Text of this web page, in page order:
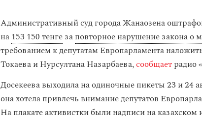
Административный суд города Жанаозена
на153 150 тенгезаповторное нарушение закона о
требованием к депутатам Европарламента
Токаева и Нурсултана Назарбаева,сообщаетрадио
Досекеева выходила на одиночные пикеты 23 и 24
она хотела привлечь внимание депутатов
На плакате активистки были надписи на казахском